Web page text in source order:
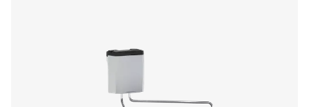
koelproces van de lucht wordt gegenereerd, verkort de
te absorberen. De klimatologische omstandigheden die